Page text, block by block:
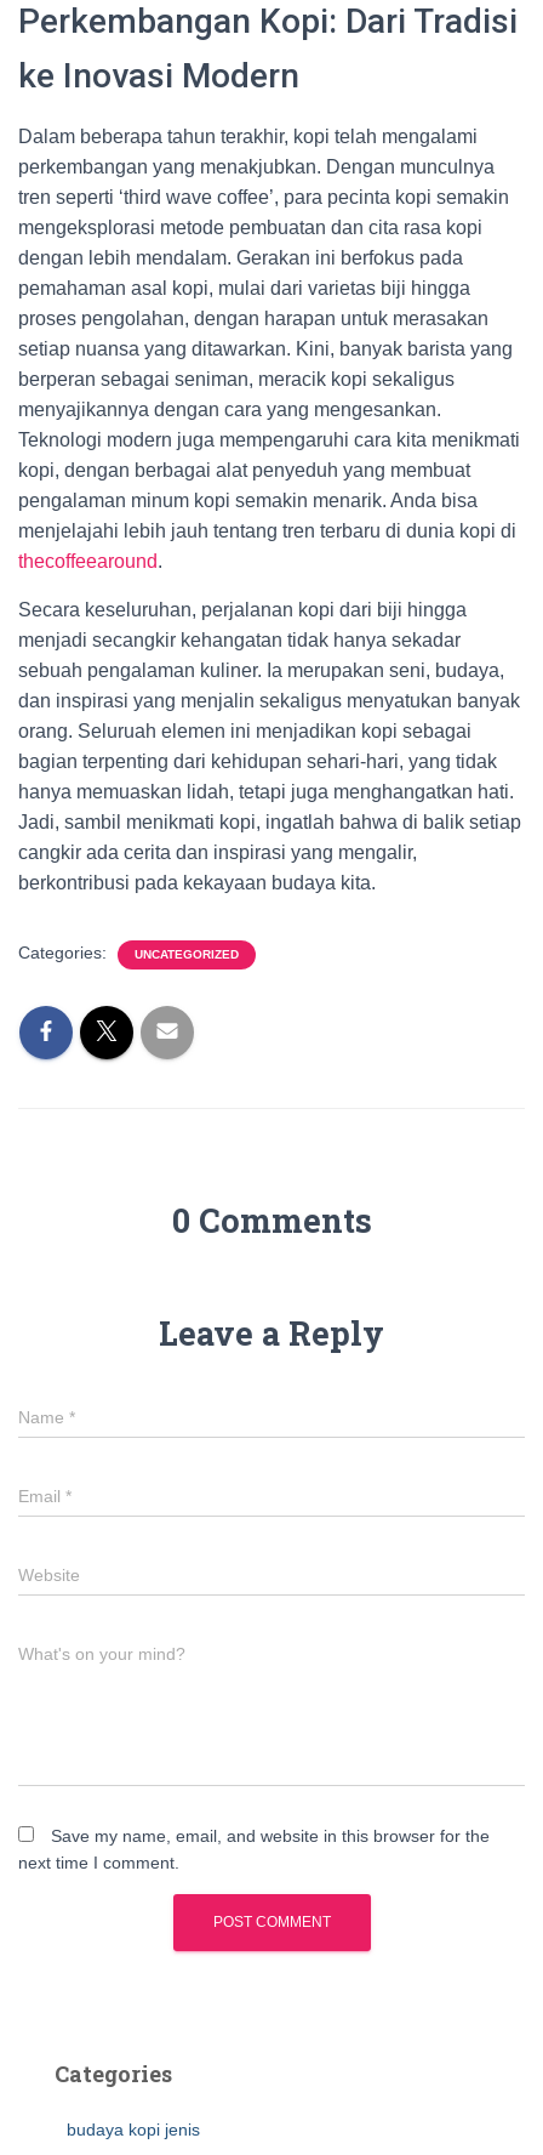
Perkembangan Kopi: Dari Tradisi
ke Inovasi Modern
Dalam beberapa tahun terakhir, kopi telah mengalami
perkembangan yang menakjubkan. Dengan munculnya
tren seperti ‘third wave coffee’, para pecinta kopi semakin
mengeksplorasi metode pembuatan dan cita rasa kopi
dengan lebih mendalam. Gerakan ini berfokus pada
pemahaman asal kopi, mulai dari varietas biji hingga
proses pengolahan, dengan harapan untuk merasakan
setiap nuansa yang ditawarkan. Kini, banyak barista yang
berperan sebagai seniman, meracik kopi sekaligus
menyajikannya dengan cara yang mengesankan.
Teknologi modern juga mempengaruhi cara kita menikmati
kopi, dengan berbagai alat penyeduh yang membuat
pengalaman minum kopi semakin menarik. Anda bisa
menjelajahi lebih jauh tentang tren terbaru di dunia kopi di
thecoffeearound.
Secara keseluruhan, perjalanan kopi dari biji hingga
menjadi secangkir kehangatan tidak hanya sekadar
sebuah pengalaman kuliner. Ia merupakan seni, budaya,
dan inspirasi yang menjalin sekaligus menyatukan banyak
orang. Seluruah elemen ini menjadikan kopi sebagai
bagian terpenting dari kehidupan sehari-hari, yang tidak
hanya memuaskan lidah, tetapi juga menghangatkan hati.
Jadi, sambil menikmati kopi, ingatlah bahwa di balik setiap
cangkir ada cerita dan inspirasi yang mengalir,
berkontribusi pada kekayaan budaya kita.
Categories: UNCATEGORIZED
0 Comments
Leave a Reply
Name *
Email *
Website
What's on your mind?
Save my name, email, and website in this browser for the
next time I comment.
Categories
budaya kopi jenis